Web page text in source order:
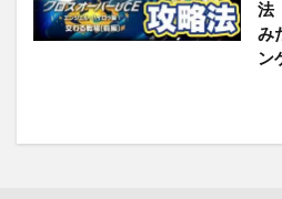
法
み
ン